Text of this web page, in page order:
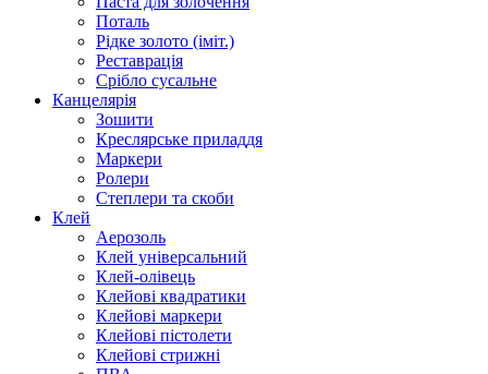
Поталь
Рідке золото (іміт.)
Реставрація
Срібло сусальне
Канцелярія
Зошити
Креслярське приладдя
Маркери
Ролери
Степлери та скоби
Клей
Аерозоль
Клей універсальний
Клей-олівець
Клейові квадратики
Клейові маркери
Клейові пістолети
Клейові стрижні